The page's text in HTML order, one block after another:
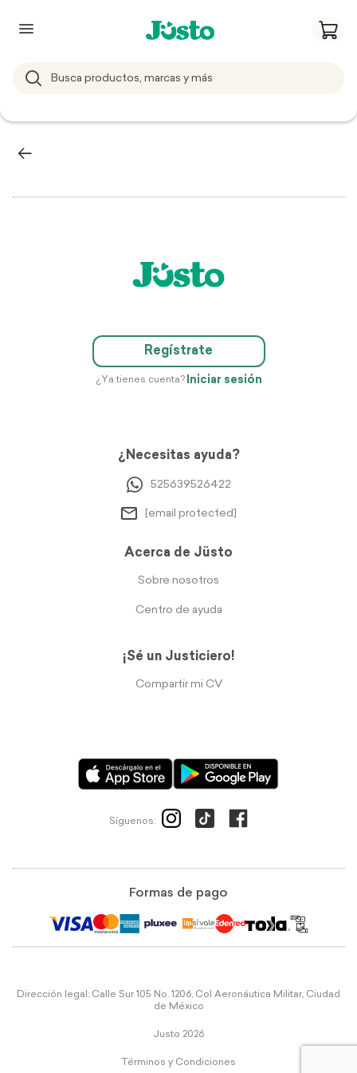
Regístrate
¿Ya tienes cuenta? Iniciar sesión
¿Necesitas ayuda?
525639526422
[email protected]
Acerca de Jüsto
Sobre nosotros
Centro de ayuda
¡Sé un Justiciero!
Compartir mi CV
Síguenos:
Formas de pago
Dirección legal: Calle Sur 105 No. 1206, Col Aeronáutica Militar, Ciudad
de México
Justo 2026
Términos y Condiciones